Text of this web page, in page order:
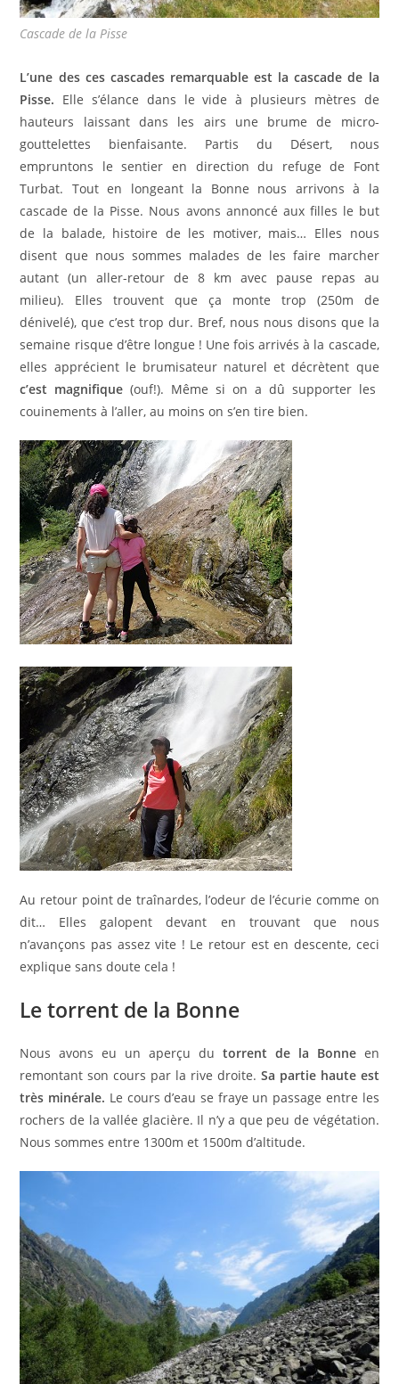
Cascade de la Pisse
L’une des ces cascades remarquable est la cascade de la
Pisse. Elle s’élance dans le vide à plusieurs mètres de
hauteurs laissant dans les airs une brume de micro-
gouttelettes bienfaisante. Partis du Désert, nous
empruntons le sentier en direction du refuge de Font
Turbat. Tout en longeant la Bonne nous arrivons à la
cascade de la Pisse. Nous avons annoncé aux filles le but
de la balade, histoire de les motiver, mais… Elles nous
disent que nous sommes malades de les faire marcher
autant (un aller-retour de 8 km avec pause repas au
milieu). Elles trouvent que ça monte trop (250m de
dénivelé), que c’est trop dur. Bref, nous nous disons que la
semaine risque d’être longue ! Une fois arrivés à la cascade,
elles apprécient le brumisateur naturel et décrètent que
c’est magnifique (ouf!). Même si on a dû supporter les
couinements à l’aller, au moins on s’en tire bien.
Au retour point de traînardes, l’odeur de l’écurie comme on
dit… Elles galopent devant en trouvant que nous
n’avançons pas assez vite ! Le retour est en descente, ceci
explique sans doute cela !
Le torrent de la Bonne
Nous avons eu un aperçu du torrent de la Bonneen
remontant son cours par la rive droite. Sa partie haute est
très minérale. Le cours d’eau se fraye un passage entre les
rochers de la vallée glacière. Il n’y a que peu de végétation.
Nous sommes entre 1300m et 1500m d’altitude.